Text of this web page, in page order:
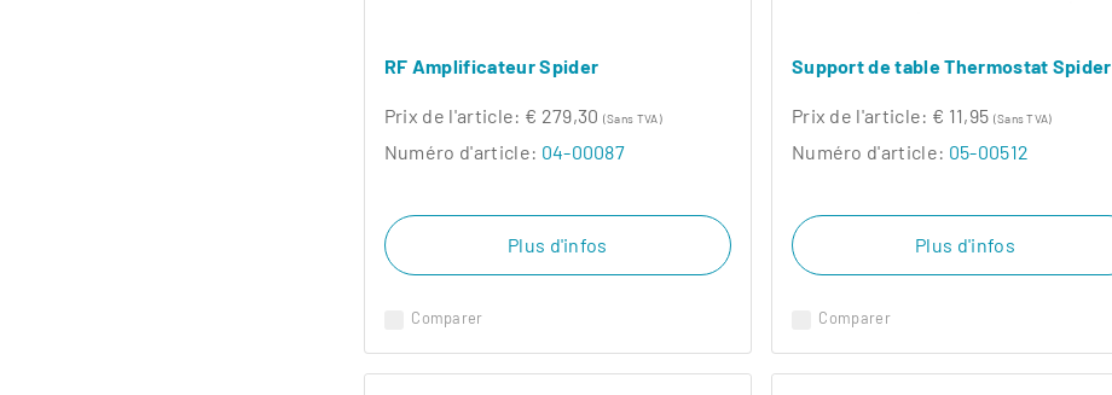
Comparer
RF Amplificateur Spider
Prix ​​de l'article: € 279,30 (Sans TVA)
Numéro d'article: 04-00087
Plus d'infos
Comparer
Support de table Thermostat Spider
Prix ​​de l'article: € 11,95 (Sans TVA)
Numéro d'article: 05-00512
Plus d'infos